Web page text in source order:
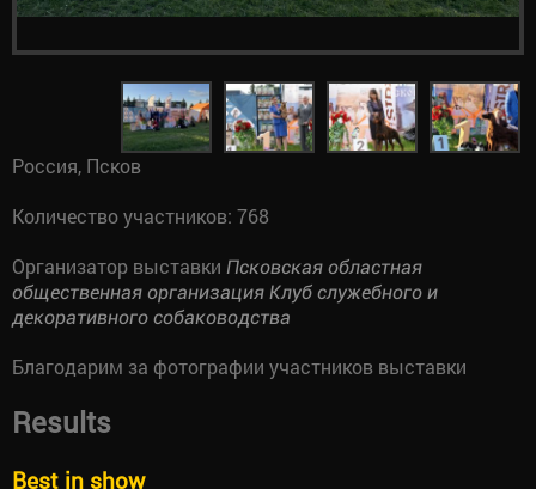
Россия, Псков
Количество участников: 768
Организатор выставки Псковская областная
общественная организация Клуб служебного и
декоративного собаководства
Благодарим за фотографии участников выставки
Results
Best in show